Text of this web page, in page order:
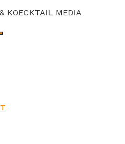
KOECKTAIL MEDIA